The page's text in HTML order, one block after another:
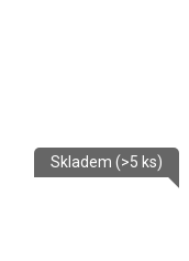
Skladem (>5 ks)